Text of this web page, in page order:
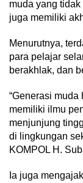
muda yang
juga memiliki
Menurutnya,
para pelajar
berakhlak, dan
“Generasi
memiliki ilmu
menjunjung
di lingkungan
KOMPOL H.
Ia juga